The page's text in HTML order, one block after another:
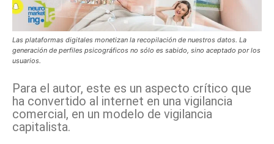
Las plataformas digitales monetizan la recopilación de nuestros datos. La
generación de perfiles psicográficos no sólo es sabido, sino aceptado por los
usuarios.
Para el autor, este es un aspecto crítico que
ha convertido al internet en una vigilancia
comercial, en un modelo de vigilancia
capitalista.